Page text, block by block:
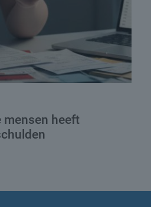
mensen heeft